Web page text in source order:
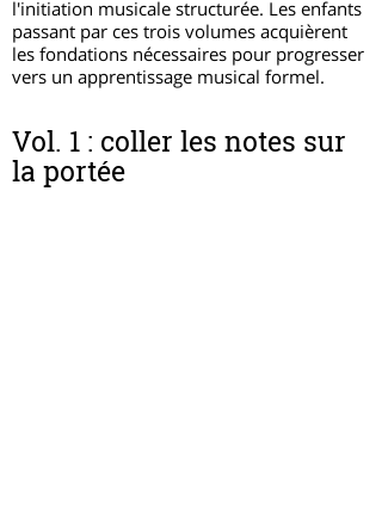
l'initiation musicale structurée. Les enfants
passant par ces trois volumes acquièrent
les fondations nécessaires pour progresser
vers un apprentissage musical formel.
Vol. 1 : coller les notes sur
la portée